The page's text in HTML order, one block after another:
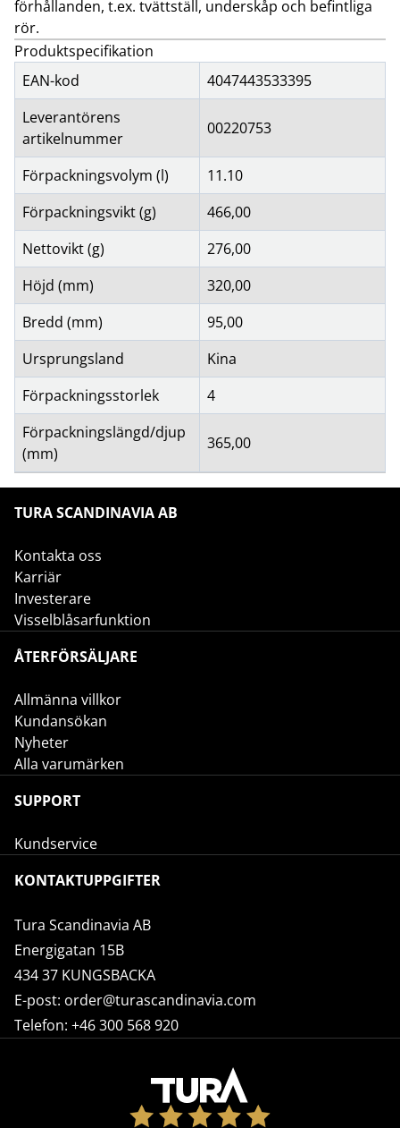
förhållanden, t.ex. tvättställ, underskåp och befintliga
rör.
Produktspecifikation
EAN-kod
4047443533395
Leverantörens
artikelnummer
00220753
Förpackningsvolym (l)
11.10
Förpackningsvikt (g)
466,00
Nettovikt (g)
276,00
Höjd (mm)
320,00
Bredd (mm)
95,00
Ursprungsland
Kina
Förpackningsstorlek
4
Förpackningslängd/djup
(mm)
365,00
TURA SCANDINAVIA AB
Kontakta oss
Karriär
Investerare
Visselblåsarfunktion
ÅTERFÖRSÄLJARE
Allmänna villkor
Kundansökan
Nyheter
Alla varumärken
SUPPORT
Kundservice
KONTAKTUPPGIFTER
Tura Scandinavia AB
Energigatan 15B
434 37 KUNGSBACKA
E-post: order@turascandinavia.com
Telefon: +46 300 568 920